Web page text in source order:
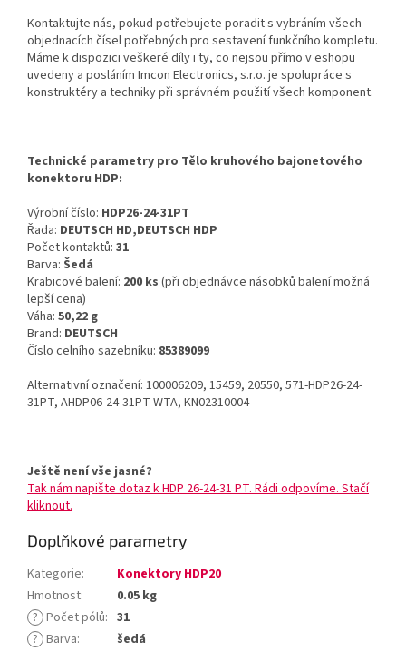
Kontaktujte nás, pokud potřebujete poradit s vybráním všech
objednacích čísel potřebných pro sestavení funkčního kompletu.
Máme k dispozici veškeré díly i ty, co nejsou přímo v eshopu
uvedeny a posláním Imcon Electronics, s.r.o. je spolupráce s
konstruktéry a techniky při správném použití všech komponent.
Technické parametry pro Tělo kruhového bajonetového
konektoru HDP:
Výrobní číslo: HDP26-24-31PT
Řada: DEUTSCH HD,DEUTSCH HDP
Počet kontaktů: 31
Barva: Šedá
Krabicové balení: 200 ks (při objednávce násobků balení možná
lepší cena)
Váha: 50,22 g
Brand: DEUTSCH
Číslo celního sazebníku: 85389099
Alternativní označení: 100006209, 15459, 20550, 571-HDP26-24-
31PT, AHDP06-24-31PT-WTA, KN02310004
Ještě není vše jasné?
Tak nám napište dotaz k HDP 26-24-31 PT. Rádi odpovíme. Stačí
kliknout.
Doplňkové parametry
Kategorie:
Konektory HDP20
Hmotnost:
0.05 kg
? Počet pólů: 31
? Barva:
šedá